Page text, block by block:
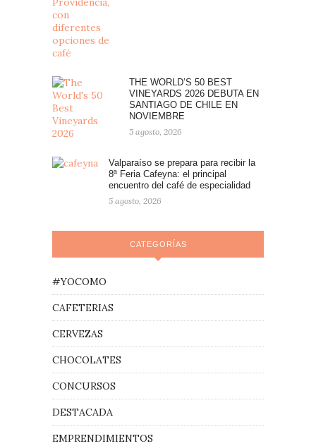
THE WORLD’S 50 BEST
VINEYARDS 2026 DEBUTA EN
SANTIAGO DE CHILE EN
NOVIEMBRE
5 agosto, 2026
Valparaíso se prepara para recibir la
8ª Feria Cafeyna: el principal
encuentro del café de especialidad
5 agosto, 2026
CATEGORÍAS
#YOCOMO
CAFETERIAS
CERVEZAS
CHOCOLATES
CONCURSOS
DESTACADA
EMPRENDIMIENTOS